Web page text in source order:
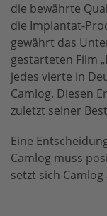
die bewährte
die Implantat-
gewährt das
gestarteten Film
jedes vierte in
Camlog. Diesen
zuletzt seiner
Eine
Camlog muss
setzt sich